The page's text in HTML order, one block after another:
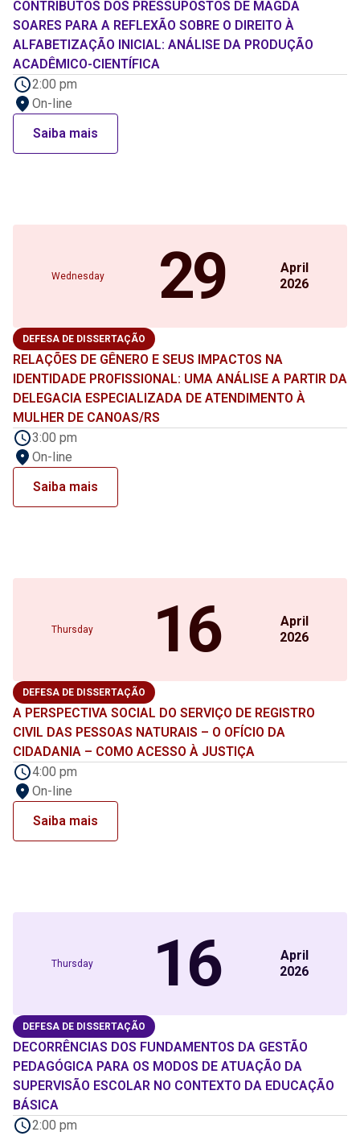
CONTRIBUTOS DOS PRESSUPOSTOS DE MAGDA
SOARES PARA A REFLEXÃO SOBRE O DIREITO À
ALFABETIZAÇÃO INICIAL: ANÁLISE DA PRODUÇÃO
ACADÊMICO-CIENTÍFICA
2:00 pm
On-line
Saiba mais
Wednesday 29
April
2026
DEFESA DE DISSERTAÇÃO
RELAÇÕES DE GÊNERO E SEUS IMPACTOS NA
IDENTIDADE PROFISSIONAL: UMA ANÁLISE A PARTIR DA
DELEGACIA ESPECIALIZADA DE ATENDIMENTO À
MULHER DE CANOAS/RS
3:00 pm
On-line
Saiba mais
Thursday 16
April
2026
DEFESA DE DISSERTAÇÃO
A PERSPECTIVA SOCIAL DO SERVIÇO DE REGISTRO
CIVIL DAS PESSOAS NATURAIS – O OFÍCIO DA
CIDADANIA – COMO ACESSO À JUSTIÇA
4:00 pm
On-line
Saiba mais
Thursday 16
April
2026
DEFESA DE DISSERTAÇÃO
DECORRÊNCIAS DOS FUNDAMENTOS DA GESTÃO
PEDAGÓGICA PARA OS MODOS DE ATUAÇÃO DA
SUPERVISÃO ESCOLAR NO CONTEXTO DA EDUCAÇÃO
BÁSICA
2:00 pm